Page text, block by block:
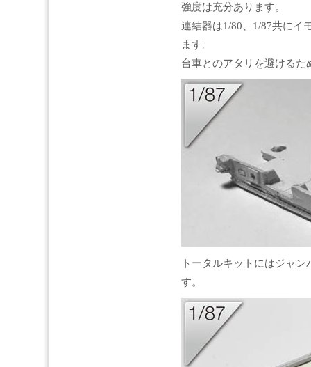
強度は充分あります。
連結器は1/80、1/87共にイ
ます。
台車とのアタリを避けるた
トータルキットにはジャ
す。